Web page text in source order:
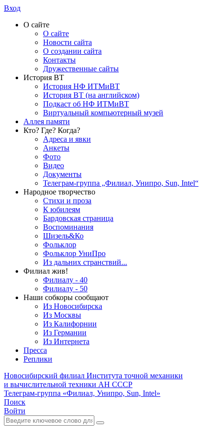
Вход
О сайте
О сайте
Новости сайта
О создании сайта
Контакты
Дружественные сайты
История ВТ
История НФ ИТМиВТ
История ВТ (на английском)
Подкаст об НФ ИТМиВТ
Виртуальный компьютерный музей
Аллея памяти
Кто? Где? Когда?
Адреса и явки
Анкеты
Фото
Видео
Документы
Телеграм-группа „Филиал, Унипро, Sun, Intel“
Народное творчество
Стихи и проза
К юбилеям
Бардовская страница
Воспоминания
Шизель&Ко
Фольклор
Фольклор УниПро
Из дальних странствий...
Филиал жив!
Филиалу - 40
Филиалу - 50
Наши собкоры сообщают
Из Новосибирска
Из Москвы
Из Калифорнии
Из Германии
Из Интернета
Пресса
Реплики
Новосибирский филиал Института точной механики
и вычислительной техники АН СССР
Телеграм-группа «Филиал, Унипро, Sun, Intel»
Поиск
Войти